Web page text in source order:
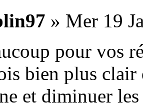
» Mer 19
pour vos
bien plus clair
et diminuer